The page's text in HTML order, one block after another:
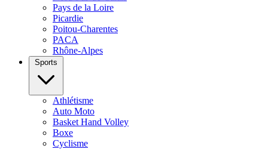
Pays de la Loire
Picardie
Poitou-Charentes
PACA
Rhône-Alpes
Sports
Athlétisme
Auto Moto
Basket Hand Volley
Boxe
Cyclisme